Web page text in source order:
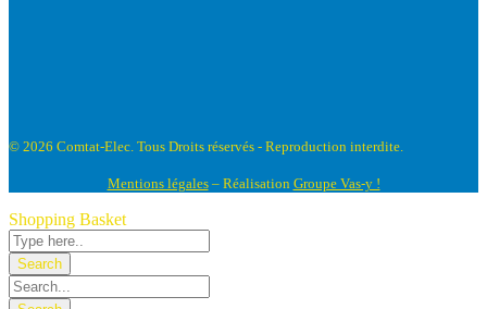
© 2026 Comtat-Elec. Tous Droits réservés - Reproduction interdite.
Mentions légales– Réalisation Groupe Vas-y !
Shopping Basket